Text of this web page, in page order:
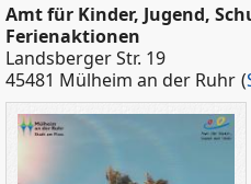
Amt für Kinder, Jugend,
Ferienaktionen
Landsberger Str. 19
45481 Mülheim an der Ruhr (